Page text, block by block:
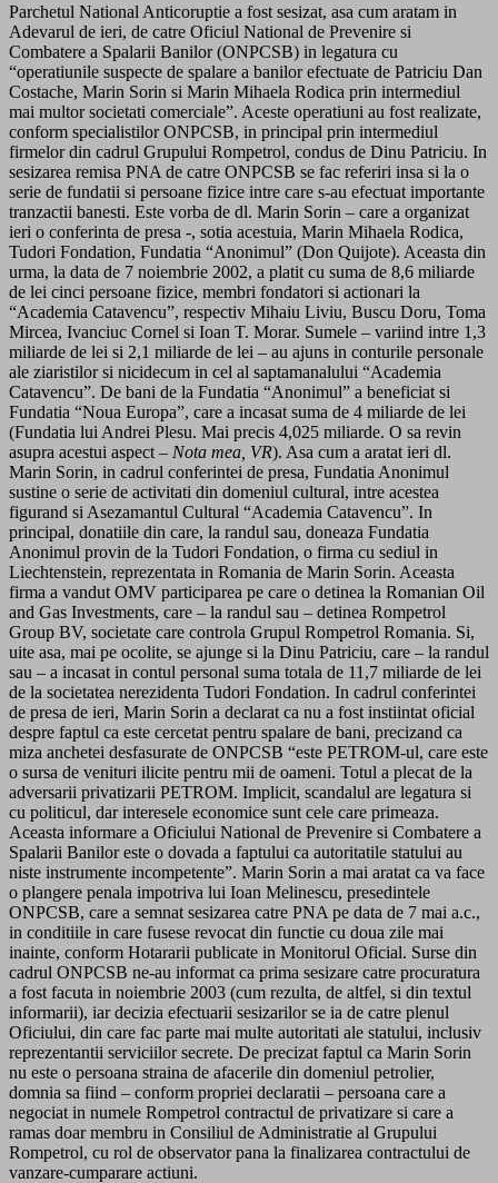
Parchetul National Anticoruptie a fost sesizat, asa cum aratam in
Adevarul de ieri, de catre Oficiul National de Prevenire si
Combatere a Spalarii Banilor (ONPCSB) in legatura cu
“operatiunile suspecte de spalare a banilor efectuate de Patriciu Dan
Costache, Marin Sorin si Marin Mihaela Rodica prin intermediul
mai multor societati comerciale”. Aceste operatiuni au fost realizate,
conform specialistilor ONPCSB, in principal prin intermediul
firmelor din cadrul Grupului Rompetrol, condus de Dinu Patriciu. In
sesizarea remisa PNA de catre ONPCSB se fac referiri insa si la o
serie de fundatii si persoane fizice intre care s-au efectuat importante
tranzactii banesti. Este vorba de dl. Marin Sorin – care a organizat
ieri o conferinta de presa -, sotia acestuia, Marin Mihaela Rodica,
Tudori Fondation, Fundatia “Anonimul” (Don Quijote). Aceasta din
urma, la data de 7 noiembrie 2002, a platit cu suma de 8,6 miliarde
de lei cinci persoane fizice, membri fondatori si actionari la
“Academia Catavencu”, respectiv Mihaiu Liviu, Buscu Doru, Toma
Mircea, Ivanciuc Cornel si Ioan T. Morar. Sumele – variind intre 1,3
miliarde de lei si 2,1 miliarde de lei – au ajuns in conturile personale
ale ziaristilor si nicidecum in cel al saptamanalului “Academia
Catavencu”. De bani de la Fundatia “Anonimul” a beneficiat si
Fundatia “Noua Europa”, care a incasat suma de 4 miliarde de lei
(Fundatia lui Andrei Plesu. Mai precis 4,025 miliarde. O sa revin
asupra acestui aspect – Nota mea, VR). Asa cum a aratat ieri dl.
Marin Sorin, in cadrul conferintei de presa, Fundatia Anonimul
sustine o serie de activitati din domeniul cultural, intre acestea
figurand si Asezamantul Cultural “Academia Catavencu”. In
principal, donatiile din care, la randul sau, doneaza Fundatia
Anonimul provin de la Tudori Fondation, o firma cu sediul in
Liechtenstein, reprezentata in Romania de Marin Sorin. Aceasta
firma a vandut OMV participarea pe care o detinea la Romanian Oil
and Gas Investments, care – la randul sau – detinea Rompetrol
Group BV, societate care controla Grupul Rompetrol Romania. Si,
uite asa, mai pe ocolite, se ajunge si la Dinu Patriciu, care – la randul
sau – a incasat in contul personal suma totala de 11,7 miliarde de lei
de la societatea nerezidenta Tudori Fondation. In cadrul conferintei
de presa de ieri, Marin Sorin a declarat ca nu a fost instiintat oficial
despre faptul ca este cercetat pentru spalare de bani, precizand ca
miza anchetei desfasurate de ONPCSB “este PETROM-ul, care este
o sursa de venituri ilicite pentru mii de oameni. Totul a plecat de la
adversarii privatizarii PETROM. Implicit, scandalul are legatura si
cu politicul, dar interesele economice sunt cele care primeaza.
Aceasta informare a Oficiului National de Prevenire si Combatere a
Spalarii Banilor este o dovada a faptului ca autoritatile statului au
niste instrumente incompetente”. Marin Sorin a mai aratat ca va face
o plangere penala impotriva lui Ioan Melinescu, presedintele
ONPCSB, care a semnat sesizarea catre PNA pe data de 7 mai a.c.,
in conditiile in care fusese revocat din functie cu doua zile mai
inainte, conform Hotararii publicate in Monitorul Oficial. Surse din
cadrul ONPCSB ne-au informat ca prima sesizare catre procuratura
a fost facuta in noiembrie 2003 (cum rezulta, de altfel, si din textul
informarii), iar decizia efectuarii sesizarilor se ia de catre plenul
Oficiului, din care fac parte mai multe autoritati ale statului, inclusiv
reprezentantii serviciilor secrete. De precizat faptul ca Marin Sorin
nu este o persoana straina de afacerile din domeniul petrolier,
domnia sa fiind – conform propriei declaratii – persoana care a
negociat in numele Rompetrol contractul de privatizare si care a
ramas doar membru in Consiliul de Administratie al Grupului
Rompetrol, cu rol de observator pana la finalizarea contractului de
vanzare-cumparare actiuni.